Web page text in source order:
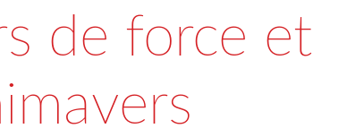
de force et